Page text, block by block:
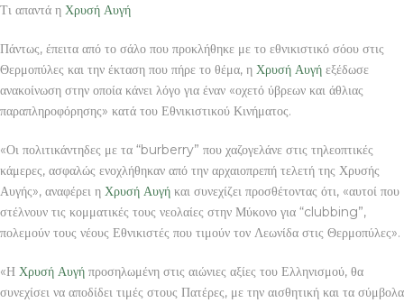
Τι απαντά η Χρυσή Αυγή
Πάντως, έπειτα από το σάλο που προκλήθηκε με το εθνικιστικό σόου στις
Θερμοπύλες και την έκταση που πήρε το θέμα, η Χρυσή Αυγή εξέδωσε
ανακοίνωση στην οποία κάνει λόγο για έναν «οχετό ύβρεων και άθλιας
παραπληροφόρησης» κατά του Εθνικιστικού Κινήματος.
«Οι πολιτικάντηδες με τα “burberry” που χαζογελάνε στις τηλεοπτικές
κάμερες, ασφαλώς ενοχλήθηκαν από την αρχαιοπρεπή τελετή της Χρυσής
Αυγής», αναφέρει η Χρυσή Αυγή και συνεχίζει προσθέτοντας ότι, «αυτοί που
στέλνουν τις κομματικές τους νεολαίες στην Μύκονο για “clubbing”,
πολεμούν τους νέους Εθνικιστές που τιμούν τον Λεωνίδα στις Θερμοπύλες».
«Η Χρυσή Αυγή προσηλωμένη στις αιώνιες αξίες του Ελληνισμού, θα
συνεχίσει να αποδίδει τιμές στους Πατέρες, με την αισθητική και τα σύμβολα